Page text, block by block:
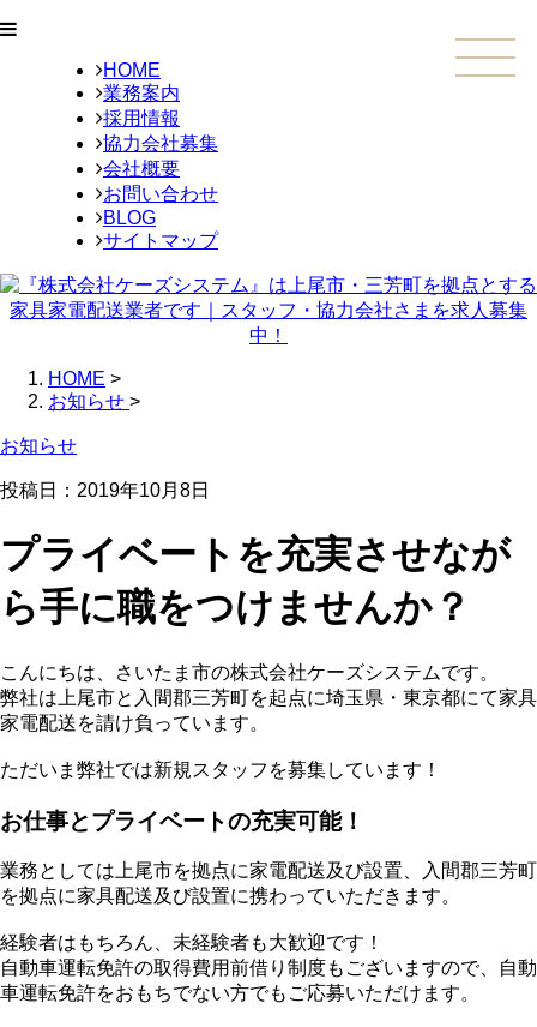
HOME
業務案内
採用情報
協力会社募集
会社概要
お問い合わせ
BLOG
サイトマップ
HOME >
お知らせ >
お知らせ
投稿日： 2019年10月8日
プライベートを充実させなが
ら手に職をつけませんか？
こんにちは、さいたま市の株式会社ケーズシステムです。
弊社は上尾市と入間郡三芳町を起点に埼玉県・東京都にて家具
家電配送を請け負っています。
ただいま弊社では新規スタッフを募集しています！
お仕事とプライベートの充実可能！
業務としては上尾市を拠点に家電配送及び設置、入間郡三芳町
を拠点に家具配送及び設置に携わっていただきます。
経験者はもちろん、未経験者も大歓迎です！
自動車運転免許の取得費用前借り制度もございますので、自動
車運転免許をおもちでない方でもご応募いただけます。